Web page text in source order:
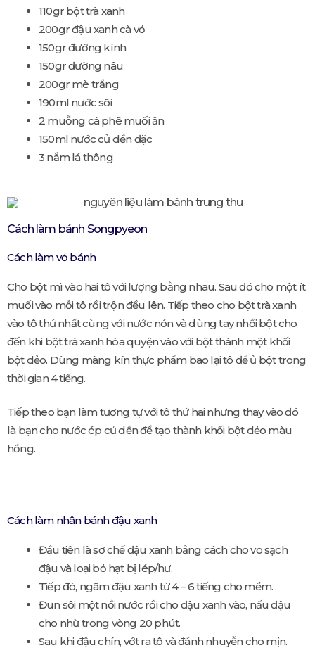
110gr bột trà xanh
200gr đậu xanh cà vỏ
150gr đường kính
150gr đường nâu
200gr mè trắng
190ml nước sôi
2 muỗng cà phê muối ăn
150ml nước củ dền đặc
3 nắm lá thông
Cách làm bánh Songpyeon
Cách làm vỏ bánh
Cho bột mì vào hai tô với lượng bằng nhau. Sau đó cho một ít
muối vào mỗi tô rồi trộn đều lên. Tiếp theo cho bột trà xanh
vào tô thứ nhất cùng với nước nón và dùng tay nhồi bột cho
đến khi bột trà xanh hòa quyện vào với bột thành một khối
bột dẻo. Dùng màng kín thực phẩm bao lại tô để ủ bột trong
thời gian 4 tiếng.
Tiếp theo bạn làm tương tự với tô thứ hai nhưng thay vào đó
là bạn cho nước ép củ dền để tạo thành khối bột dẻo màu
hồng.
Cách làm nhân bánh đậu xanh
Đầu tiên là sơ chế đậu xanh bằng cách cho vo sạch
đậu và loại bỏ hạt bị lép/hư.
Tiếp đó, ngâm đậu xanh từ 4 – 6 tiếng cho mềm.
Đun sôi một nồi nước rồi cho đậu xanh vào, nấu đậu
cho nhừ trong vòng 20 phút.
Sau khi đậu chín, vớt ra tô và đánh nhuyễn cho mịn.